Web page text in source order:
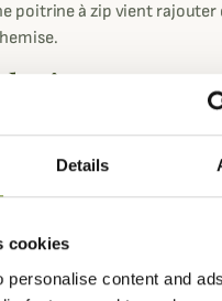
Details
cookies
personalise content and
poitrine à zip vient rajouter
94% Polyester, 6%
Homme
Vert